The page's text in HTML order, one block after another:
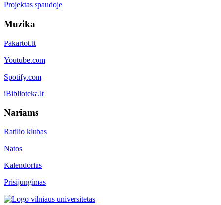
Projektas spaudoje
Muzika
Pakartot.lt
Youtube.com
Spotify.com
iBiblioteka.lt
Nariams
Ratilio klubas
Natos
Kalendorius
Prisijungimas